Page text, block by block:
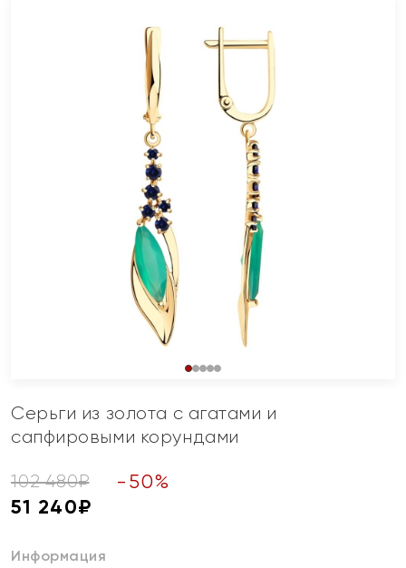
Серьги из золота с агатами и
сапфировыми корундами
102 480₽ - 50%
51 240₽
Информация